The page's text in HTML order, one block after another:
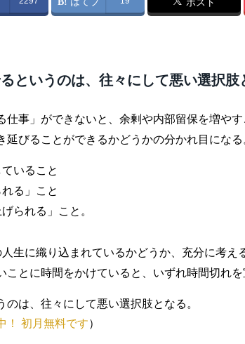
というのは、往々にして悪い選択肢
仕事」ができないと、余剰や内部留保を増や
延びることができるかどうかの分かれ目になる
いること
る」こと
られる」こと。
生に織り込まれているかどうか、充分に考え
ことに時間をかけていると、いずれ時間切れを
は、往々にして悪い選択肢となる。
！ 初月無料です）